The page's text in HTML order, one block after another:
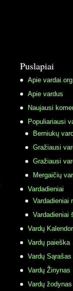
Puslapiai
Apie vardai.org
Apie vardus
Naujausi
Populiariausi
Berniukų
Gražiausi
Gražiausi
Mergaičių
Vardadieniai
Vardadieniai
Vardadieniai
Vardų
Vardų paieška
Vardų Sąrašas
Vardų Žinynas
Vardų